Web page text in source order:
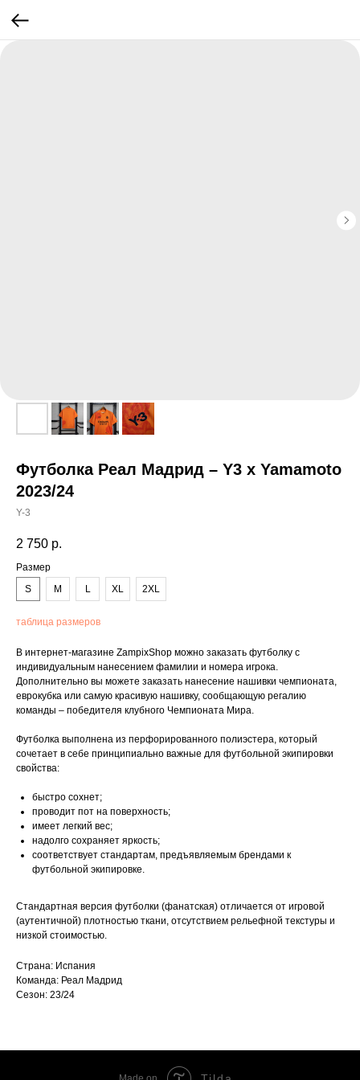
Футболка Реал Мадрид – Y3 x Yamamoto
2023/24
Y-3
2 750 р.
Размер
S
M L XL 2XL
таблица размеров
В интернет-магазине ZampixShop можно заказать футболку с
индивидуальным нанесением фамилии и номера игрока.
Дополнительно вы можете заказать нанесение нашивки чемпионата,
еврокубка или самую красивую нашивку, сообщающую регалию
команды – победителя клубного Чемпионата Мира.
Футболка выполнена из перфорированного полиэстера, который
сочетает в себе принципиально важные для футбольной экипировки
свойства:
быстро сохнет;
проводит пот на поверхность;
имеет легкий вес;
надолго сохраняет яркость;
соответствует стандартам, предъявляемым брендами к
футбольной экипировке.
Стандартная версия футболки (фанатская) отличается от игровой
(аутентичной) плотностью ткани, отсутствием рельефной текстуры и
низкой стоимостью.
Страна: Испания
Команда: Реал Мадрид
Сезон: 23/24